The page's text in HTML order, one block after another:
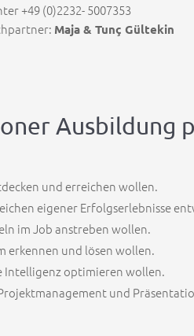
+49 (0)2232- 5007353
Maja & Tunç Gültekin
Ausbildung
und erreichen wollen.
eigener Erfolgserlebnisse
im Job anstreben wollen.
erkennen und lösen wollen.
Intelligenz optimieren wollen.
und